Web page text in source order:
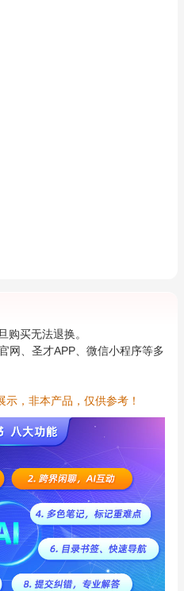
购买无法退换。
网、圣才APP、微信小程序等多
示，非本产品，仅供参考！